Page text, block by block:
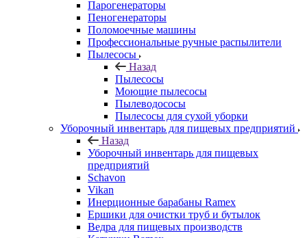
Парогенераторы
Пеногенераторы
Поломоечные машины
Профессиональные ручные распылители
Пылесосы
Назад
Пылесосы
Моющие пылесосы
Пылеводососы
Пылесосы для сухой уборки
Уборочный инвентарь для пищевых предприятий
Назад
Уборочный инвентарь для пищевых
предприятий
Schavon
Vikan
Инерционные барабаны Ramex
Ершики для очистки труб и бутылок
Ведра для пищевых производств